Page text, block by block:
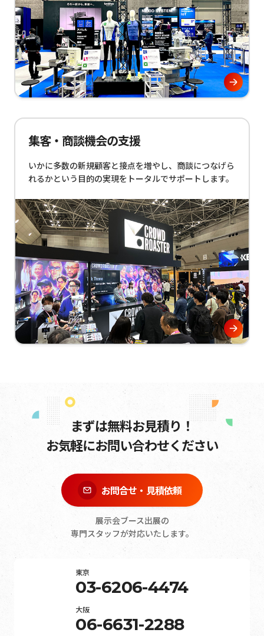
集客・商談機会の支援
いかに多数の新規顧客と接点を増やし、商談につなげら
れるかという目的の実現をトータルでサポートします。
まずは無料お見積り！
お気軽にお問い合わせください
お問合せ・見積依頼
展示会ブース出展の
専門スタッフが対応いたします。
東京
03-6206-4474
大阪
06-6631-2288